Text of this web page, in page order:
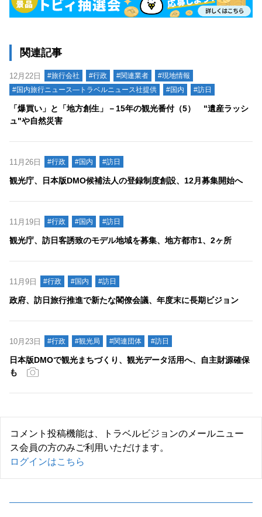
関連記事
12月22日 #旅行会社 #行政 #関連業者
#現地情報
#国内旅行ニュース―トラベルニュース社提供
#国内 #訪日
「爆買い」と「地方創生」－15年の観光番付（5） "遺産ラッシ
ュ"や自然災害
11月26日 #行政 #国内 #訪日
観光庁、日本版DMO候補法人の登録制度創設、12月募集開始へ
11月19日 #行政 #国内 #訪日
観光庁、訪日客誘致のモデル地域を募集、地方都市1、2ヶ所
11月9日 #行政 #国内 #訪日
政府、訪日旅行推進で新たな閣僚会議、年度末に長期ビジョン
10月23日 #行政 #観光局 #関連団体 #訪日
日本版DMOで観光まちづくり、観光データ活用へ、自主財源確保
も
コメント投稿機能は、トラベルビジョンのメールニュー
ス会員の方のみご利用いただけます。
ログインはこちら